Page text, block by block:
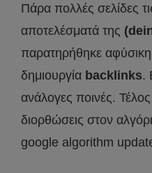
Πάρα πολλές σελίδες
αποτελέσματά της
παρατηρήθηκε
δημιουργία backlinks.
ανάλογες ποινές.
διορθώσεις στον
google algorithm